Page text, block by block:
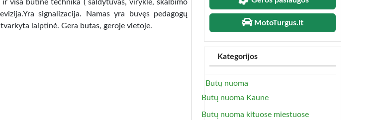
visa butinė technika ( šaldytuvas, viryklė, skalbimo
signalizacija. Namas yra buvęs pedagogų
laiptinė. Gera butas, geroje vietoje.
MotoTurgus.lt
Kategorijos
Butų nuoma
Butų nuoma Kaune
Butų nuoma kituose miestuose